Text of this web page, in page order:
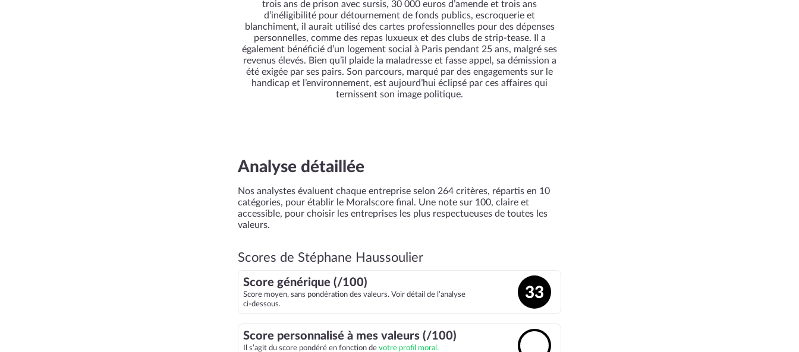
trois ans de prison avec sursis, 30 000 euros d’amende et trois ans
d’inéligibilité pour détournement de fonds publics, escroquerie et
blanchiment, il aurait utilisé des cartes professionnelles pour des dépenses
personnelles, comme des repas luxueux et des clubs de strip-tease. Il a
également bénéficié d’un logement social à Paris pendant 25 ans, malgré ses
revenus élevés. Bien qu’il plaide la maladresse et fasse appel, sa démission a
été exigée par ses pairs. Son parcours, marqué par des engagements sur le
handicap et l’environnement, est aujourd’hui éclipsé par ces affaires qui
ternissent son image politique.
Analyse détaillée
Nos analystes évaluent chaque entreprise selon 264 critères, répartis en 10
catégories, pour établir le Moralscore final. Une note sur 100, claire et
accessible, pour choisir les entreprises les plus respectueuses de toutes les
valeurs.
Scores de Stéphane Haussoulier
Score générique (/100)
Score moyen, sans pondération des valeurs. Voir détail de l’analyse
ci-dessous.
33
Score personnalisé à mes valeurs (/100)
Il s’agit du score pondéré en fonction de votre profil moral.